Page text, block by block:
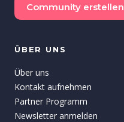
Community erstellen
ÜBER UNS
Über uns
Kontakt aufnehmen
Partner Programm
Newsletter anmelden